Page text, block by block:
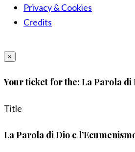
Privacy & Cookies
Credits
×
Your ticket for the: La Parola di
Title
La Parola di Dio e